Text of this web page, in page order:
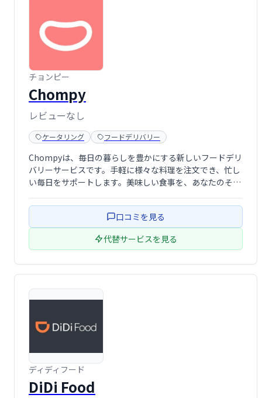
チョンピー
Chompy
レビューなし
ケータリング フードデリバリー
Chompyは、毎日の暮らしを豊かにする新しいフードデリ
バリーサービスです。手軽に様々な料理を注文でき、忙し
い毎日をサポートします。美味しい食事を、あなたのそば
口コミを見る
代替サービスを見る
ディディフード
DiDi Food